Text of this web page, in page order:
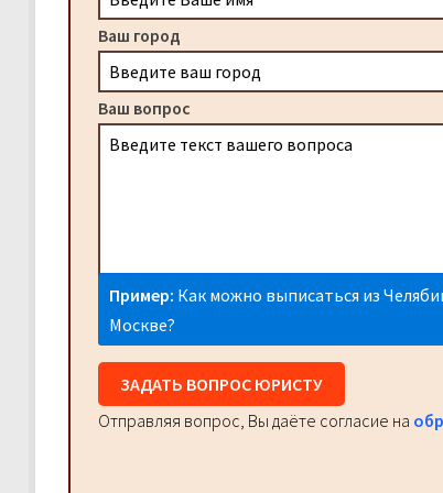
Ваш город
Ваш вопрос
Пример: Как можно выписаться из
Москве?
ЗАДАТЬ ВОПРОС ЮРИСТУ
Отправляя вопрос, Вы даёте согласие на